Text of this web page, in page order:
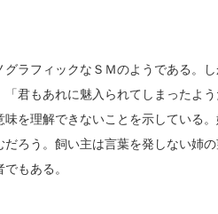
ラフィックなＳＭのようである。
「君もあれに魅入られてしまったよ
を理解できないことを示している
ろう。飼い主は言葉を発しない姉
もある。